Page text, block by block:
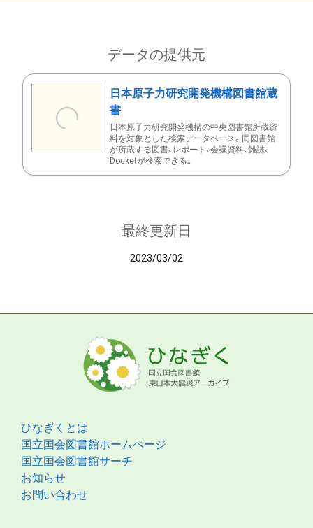
データの提供元
日本原子力研究開発機構図書館蔵
書
日本原子力研究開発機構の中央図書館所蔵資
料を対象とした検索データベース。同図書館
が所蔵する図書、レポート、会議資料、雑誌、
Docketが検索できる。
最終更新日
2023/03/02
ひなぎくとは
国立国会図書館ホームページ
国立国会図書館サーチ
お知らせ
お問い合わせ